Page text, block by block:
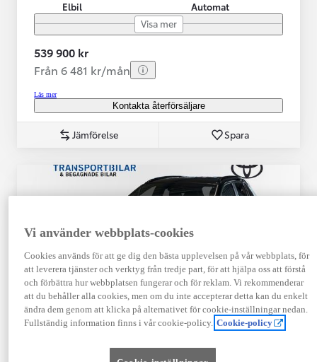
Elbil
Automat
Visa mer
539 900 kr
Från 6 481 kr/mån
Läs mer
Kontakta återförsäljare
Jämförelse Spara
Toyota RAV4 Laddhybrid
Vi använder webbplats-cookies
Cookies används för att ge dig den bästa upplevelsen på vår webbplats, för
att leverera tjänster och verktyg från tredje part, för att hjälpa oss att förstå
och förbättra hur webbplatsen fungerar och för reklam. Vi rekommenderar
att du behåller alla cookies, men om du inte accepterar detta kan du enkelt
ändra dem genom att klicka på alternativet för cookie-inställningar nedan.
Fullständig information finns i vår cookie-policy. Cookie-policy